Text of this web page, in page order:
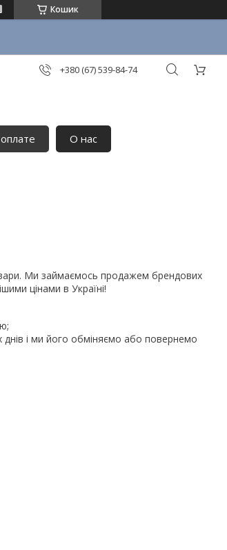
Кошик
+380 (67) 539-84-74
О нас
Ми займаємось продажем брендових
цінами в Україні!
і ми його обміняємо або повернемо